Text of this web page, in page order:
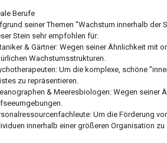
Berufe
seiner Themen "Wachstum innerhalb der
Stein sehr empfohlen für:
& Gärtner: Wegen seiner Ähnlichkeit mit
Wachstumsstrukturen.
Um die komplexe, schöne
zu repräsentieren.
& Meeresbiologen: Wegen seiner
Um die Förderung
innerhalb einer größeren Organisation